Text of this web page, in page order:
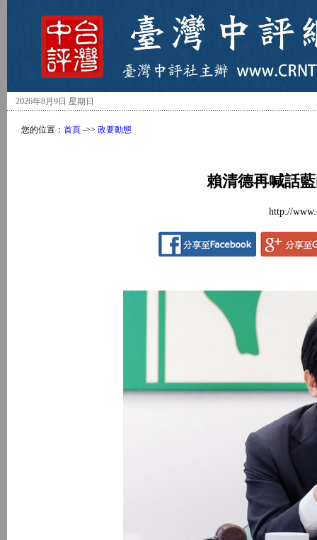
2026年8月9日 星期日
您的位置： 首頁 ->> 政要動態
賴清德再喊話
http://